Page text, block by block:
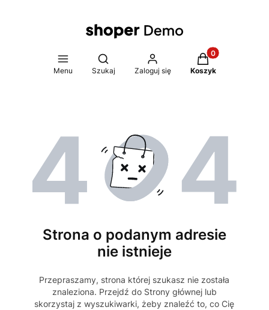
Menu
Otwórz wyszukiwarkę
Szukaj Zaloguj się
Produkty w
Koszyk
Strona o podanym adresie
nie istnieje
Przepraszamy, strona której szukasz nie została
znaleziona. Przejdź do Strony głównej lub
skorzystaj z wyszukiwarki, żeby znaleźć to, co Cię